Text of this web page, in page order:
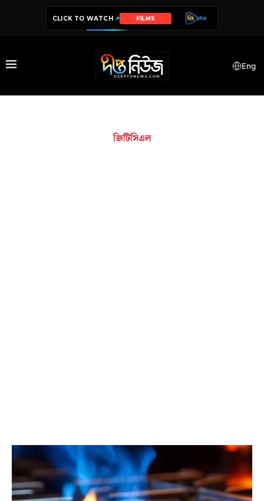
CLICK TO WATCH FILMS
Eng
জিটিসিএল